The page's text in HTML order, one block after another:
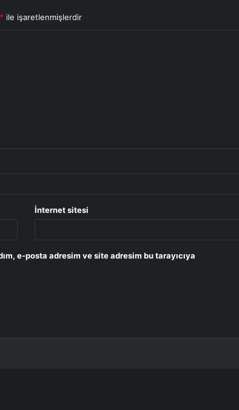
* ile işaretlenmişlerdir
İnternet sitesi
e-posta adresim ve site adresim bu tarayıcıya